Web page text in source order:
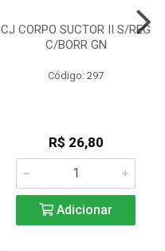
CJ CORPO SUCTOR II S/REG
C/BORR GN
Código: 297
R$ 26,80
Adicionar